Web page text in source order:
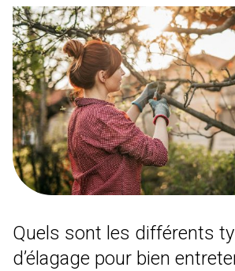
Quels sont les différents
d’élagage pour bien